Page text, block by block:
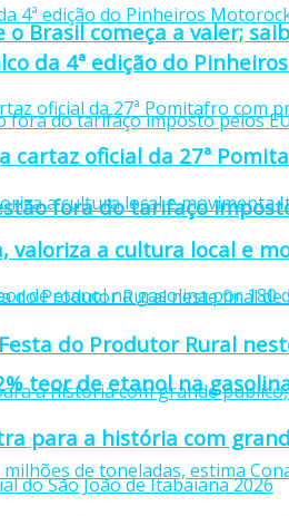
o Brasil começa a valer;
fora do tarifaço
teor de etanol na
da 4ª edição do
cartaz oficial da 27ª
valoriza a cultura local e
do Produtor Rural
para a história com